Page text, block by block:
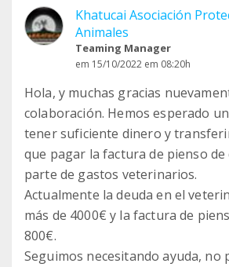
Khatucai Asociación
Animales
Teaming Manager
em 15/10/2022 em 08:20h
Hola, y muchas gracias
colaboración. Hemos esperado
tener suficiente dinero y
que pagar la factura de pienso de
parte de gastos veterinarios.
Actualmente la deuda en el
más de 4000€ y la factura de
800€.
Seguimos necesitando ayuda, no